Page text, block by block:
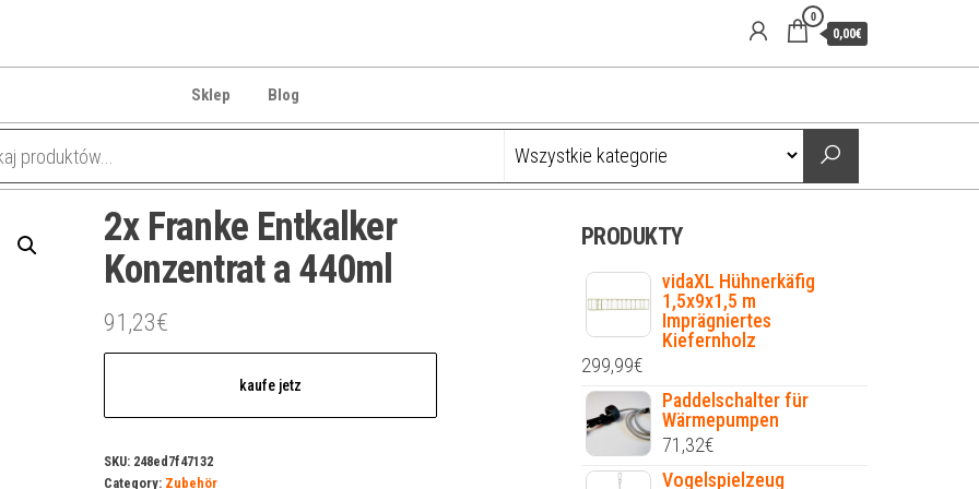
0
0,00€
Sklep Blog
2x Franke Entkalker
Konzentrat a 440ml
91,23€
kaufe jetz
SKU: 248ed7f47132
Category: Zubehör
PRODUKTY
vidaXL Hühnerkäfig
1,5x9x1,5 m
Imprägniertes
Kiefernholz
299,99€
Paddelschalter für
Wärmepumpen
71,32€
Vogelspielzeug